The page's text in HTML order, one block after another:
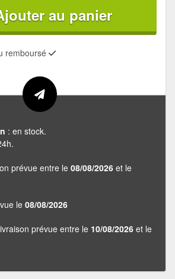
au panier
remboursé
: en stock.
prévue entre le 08/08/2026 et le
le 08/08/2026
prévue entre le 10/08/2026 et le